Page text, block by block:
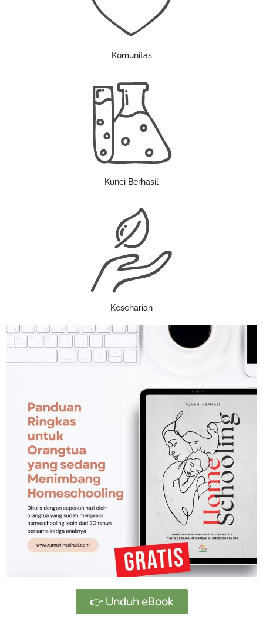
Komunitas
Kunci Berhasil
Keseharian
👉 Unduh eBook